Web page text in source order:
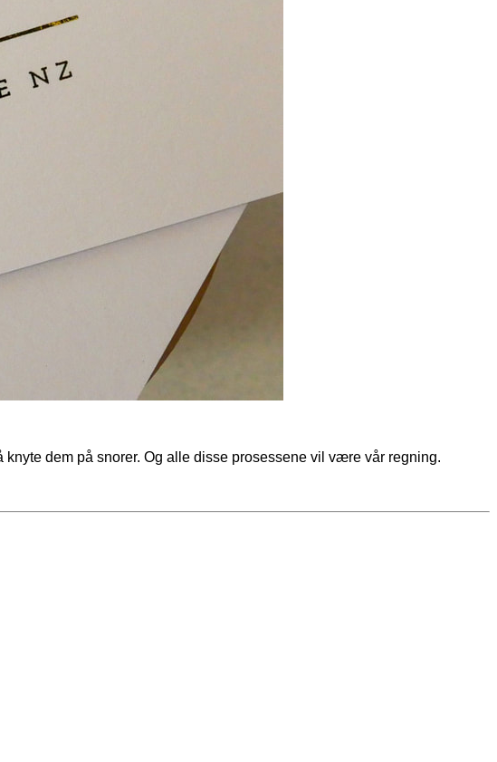
dem på snorer. Og alle disse prosessene vil være vår regning.